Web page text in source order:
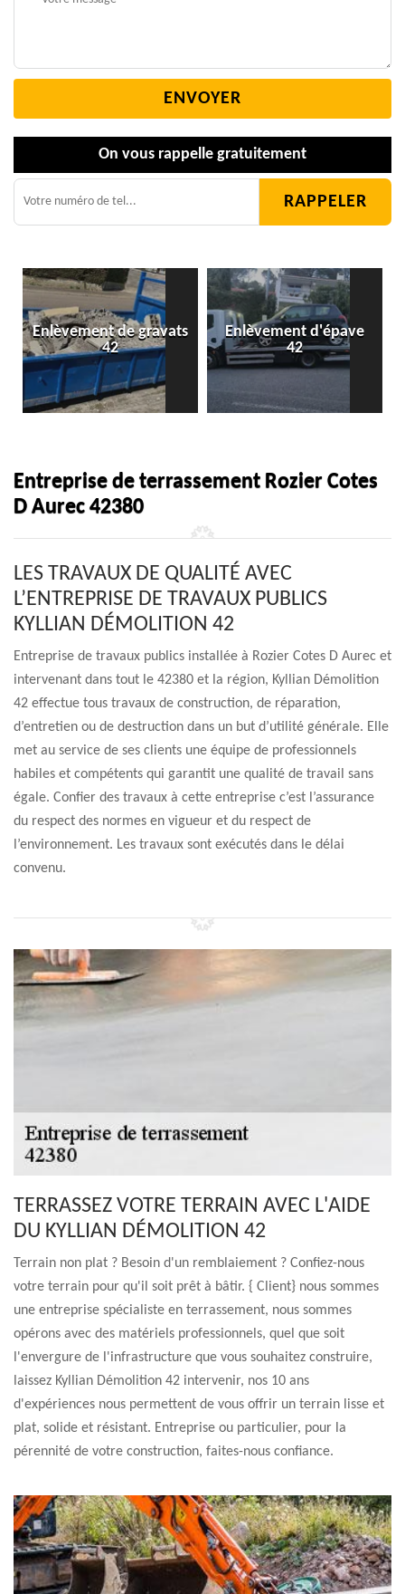
On vous rappelle gratuitement
Enlèvement de gravats
42
Enlèvement d'épave
42
Entreprise de terrassement Rozier Cotes
D Aurec 42380
LES TRAVAUX DE QUALITÉ AVEC
L’ENTREPRISE DE TRAVAUX PUBLICS
KYLLIAN DÉMOLITION 42
Entreprise de travaux publics installée à Rozier Cotes D Aurec et
intervenant dans tout le 42380 et la région, Kyllian Démolition
42 effectue tous travaux de construction, de réparation,
d’entretien ou de destruction dans un but d’utilité générale. Elle
met au service de ses clients une équipe de professionnels
habiles et compétents qui garantit une qualité de travail sans
égale. Confier des travaux à cette entreprise c’est l’assurance
du respect des normes en vigueur et du respect de
l’environnement. Les travaux sont exécutés dans le délai
convenu.
TERRASSEZ VOTRE TERRAIN AVEC L'AIDE
DU KYLLIAN DÉMOLITION 42
Terrain non plat ? Besoin d'un remblaiement ? Confiez-nous
votre terrain pour qu'il soit prêt à bâtir. { Client} nous sommes
une entreprise spécialiste en terrassement, nous sommes
opérons avec des matériels professionnels, quel que soit
l'envergure de l'infrastructure que vous souhaitez construire,
laissez Kyllian Démolition 42 intervenir, nos 10 ans
d'expériences nous permettent de vous offrir un terrain lisse et
plat, solide et résistant. Entreprise ou particulier, pour la
pérennité de votre construction, faites-nous confiance.